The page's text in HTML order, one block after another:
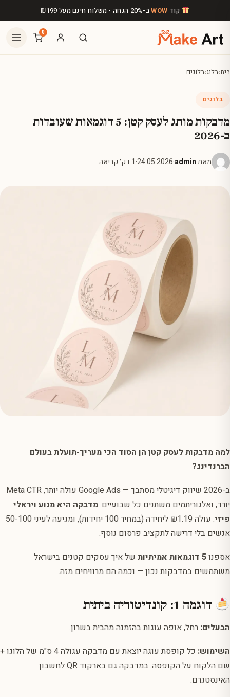
דלג לתוכן הראשי קוד WOWב-20% הנחה • משלוח חינם מעל ₪199
0
בית›בלוג›בלוגים
בלוגים
מדבקות מותג לעסק קטן: 5 דוגמאות שעובדות
ב-2026
מאתadmin
·
24.05.2026
·1 דק׳ קריאה
למה מדבקות לעסק קטן הן הסוד הכי מעריך-תועלת בעולם
הברנדינג?
ב-2026 שיווק דיגיטלי מסתבך — Google Ads עולה יותר, Meta CTR
יורד, ואלגוריתמים משתנים כל שבועיים.מדבקה היא מנוע ויראלי
פיזי
: עולה ₪1.19 ליחידה (במחיר 100 יחידות), ומגיעה לעיני 50-100
אנשים בלי דרישה לתקציב פרסום נוסף.
אספנו5 דוגמאות אמיתיות
של איך עסקים קטנים בישראל
משתמשים במדבקות נכון — וכמה הם מרוויחים מזה.
דוגמה 1: קונדיטוריה ביתית
הבעלים: רחל, אופה עוגות בהזמנה מהבית בשרון.
השימוש:
כל קופסת עוגה יוצאת עם מדבקה עגולה 4 ס"מ של הלוגו +
שם הלקוח על הקופסה. במדבקה גם בארקוד QR לחשבון
האינסטגרם.